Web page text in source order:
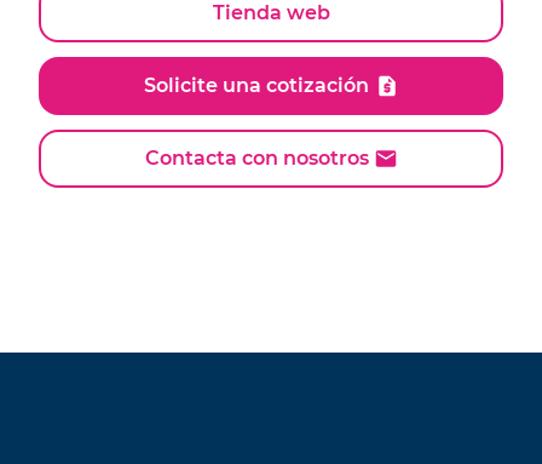
Tienda web
Solicite una cotización
Contacta con nosotros
keyboard_arrow_down